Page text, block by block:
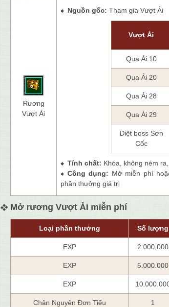
Rương
Vượt Ải
Nguồn gốc: Tham gia Vượt Ải
Vượt Ải
Qua Ải 10
Qua Ải 20
Qua Ải 28
Qua Ải 29
Diệt boss Sơn
Cốc
Tính chất: Khóa, không ném
Công dụng: Mở miễn phí
phần thưởng giá trị
Mở rương Vượt Ải miễn phí
Loại phần thưởng Số lượng
EXP 2.000.000
EXP 5.000.000
EXP
Chân Nguyên Đơn Tiểu 1